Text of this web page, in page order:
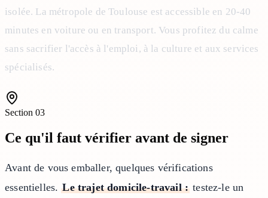
isolée. La métropole de Toulouse est accessible en 20-40
minutes en voiture ou en transport. Vous profitez du calme
sans sacrifier l'accès à l'emploi, à la culture et aux services
spécialisés.
Section 03
Ce qu'il faut vérifier avant de signer
Avant de vous emballer, quelques vérifications
essentielles.Le trajet domicile-travail : testez-le un